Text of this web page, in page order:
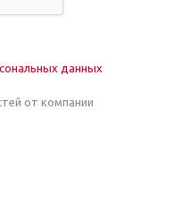
данных
от компании